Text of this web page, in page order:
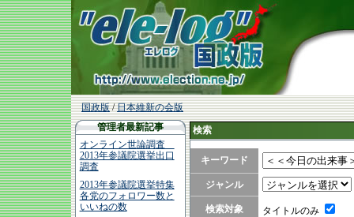
国政版/日本維新の会版
管理者最新記事
オンライン世論調査
2013年参議院選挙出口
調査
2013年参議院選挙特集
各党のフォロワー数と
いいねの数
検索
キーワード
ジャンル
検索対象 タイトルのみ